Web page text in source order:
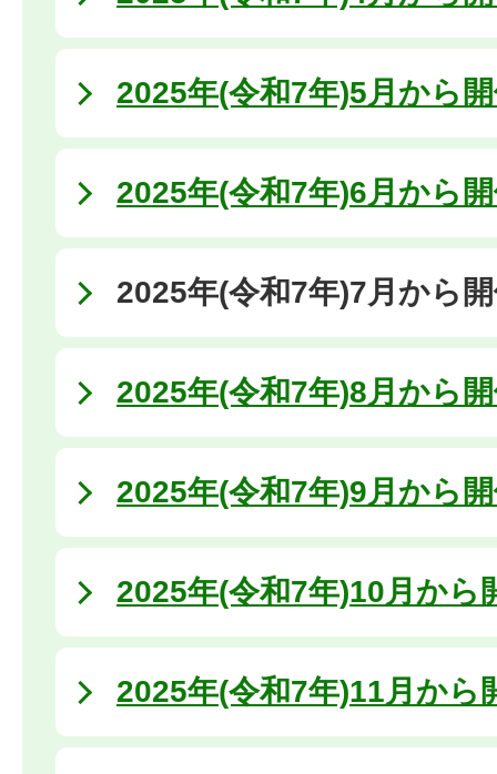
2025年(令和7年)5月から
2025年(令和7年)6月から
2025年(令和7年)7月から
2025年(令和7年)8月から
2025年(令和7年)9月から
2025年(令和7年)10月から
2025年(令和7年)11月から